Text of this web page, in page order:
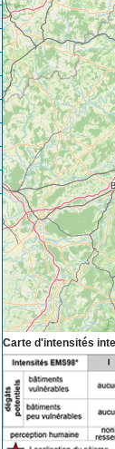
Carte d'intensités